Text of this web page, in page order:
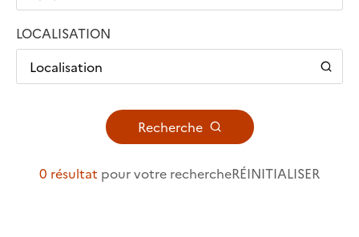
LOCALISATION
Localisation
Recherche
0 résultat pour votre rechercheRÉINITIALISER